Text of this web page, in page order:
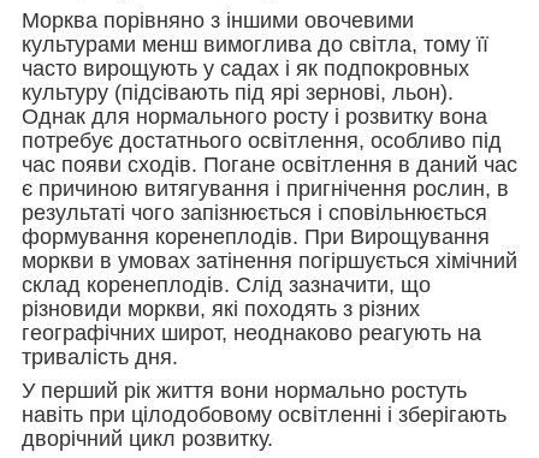
Морква порівняно з іншими овочевими
культурами менш вимоглива до світла, тому її
часто вирощують у садах і як подпокровных
культуру (підсівають під ярі зернові, льон).
Однак для нормального росту і розвитку вона
потребує достатнього освітлення, особливо під
час появи сходів. Погане освітлення в даний час
є причиною витягування і пригнічення рослин, в
результаті чого запізнюється і сповільнюється
формування коренеплодів. При Вирощування
моркви в умовах затінення погіршується хімічний
склад коренеплодів. Слід зазначити, що
різновиди моркви, які походять з різних
географічних широт, неоднаково реагують на
тривалість дня.
У перший рік життя вони нормально ростуть
навіть при цілодобовому освітленні і зберігають
дворічний цикл розвитку.